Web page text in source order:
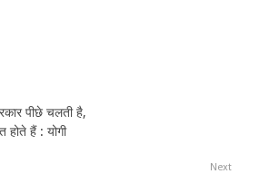
पीछे चलती है,
होते हैं : योगी
Next